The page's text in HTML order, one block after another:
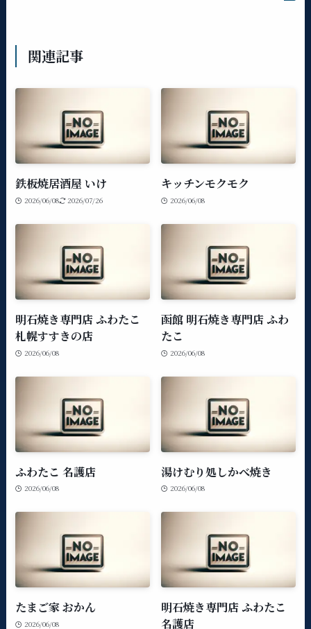
関連記事
鉄板焼居酒屋 いけ
2026/06/08 2026/07/26
キッチンモクモク
2026/06/08
明石焼き専門店 ふわたこ
札幌すすきの店
2026/06/08
函館 明石焼き専門店 ふわ
たこ
2026/06/08
ふわたこ 名護店
2026/06/08
湯けむり処しかべ焼き
2026/06/08
たまご家 おかん
2026/06/08
明石焼き専門店 ふわたこ
名護店